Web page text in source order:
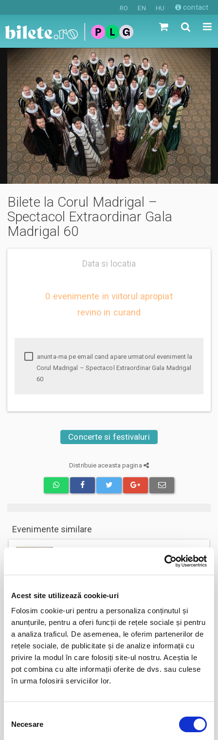
Acest site utilizează cookie-uri
Folosim cookie-uri pentru a personaliza conținutul și
anunțurile, pentru a oferi funcții de rețele sociale și pentru
a analiza traficul. De asemenea, le oferim partenerilor de
rețele sociale, de publicitate și de analize informații cu
privire la modul în care folosiți site-ul nostru. Aceștia le
pot combina cu alte informații oferite de dvs. sau culese
în urma folosirii serviciilor lor.
consimțământului
Necesare
RO EN HU contact
Bilete la Corul Madrigal –
Spectacol Extraordinar Gala
Madrigal 60
Data si locatia
0 evenimente in viitorul apropiat
revino in curand
Corul Madrigal – Spectacol Extraordinar Gala Madrigal
60
Concerte si festivaluri
Distribuie aceasta pagina
Evenimente similare
BILETE
aug
FESTOBAL
Bucuresti
BILETE
11
sept
MASTERS OF CLASSIC